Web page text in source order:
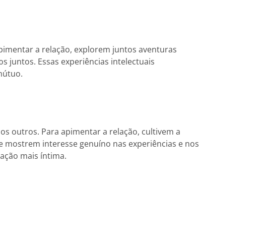
a relação, explorem juntos aventuras
juntos. Essas experiências intelectuais
outros. Para apimentar a relação, cultivem a
interesse genuíno nas experiências e nos
mais íntima.